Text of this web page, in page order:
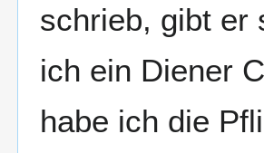
schrieb, gibt er
ich ein Diener
habe ich die